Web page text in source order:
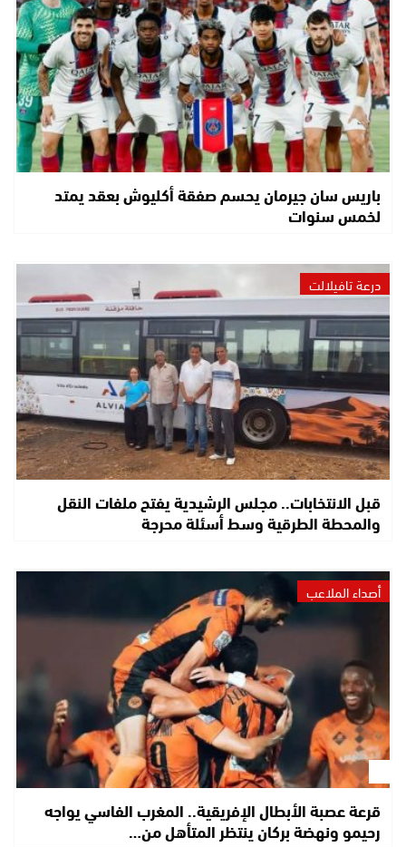
باريس سان جيرمان يحسم صفقة أكليوش بعقد يمتد
لخمس سنوات
درعة تافيلالت
قبل الانتخابات.. مجلس الرشيدية يفتح ملفات النقل
والمحطة الطرقية وسط أسئلة محرجة
أصداء الملاعب
قرعة عصبة الأبطال الإفريقية.. المغرب الفاسي يواجه
رحيمو ونهضة بركان ينتظر المتأهل من…